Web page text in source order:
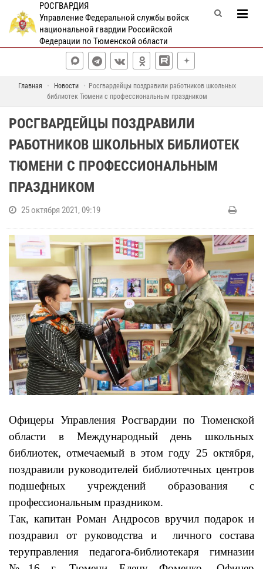
РОСГВАРДИЯ
Управление Федеральной службы войск
национальной гвардии Российской
Федерации по Тюменской области
Главная Новости
Росгвардейцы поздравили работников школьных
библиотек Тюмени с профессиональным праздником
РОСГВАРДЕЙЦЫ ПОЗДРАВИЛИ
РАБОТНИКОВ ШКОЛЬНЫХ БИБЛИОТЕК
ТЮМЕНИ С ПРОФЕССИОНАЛЬНЫМ
ПРАЗДНИКОМ
25 октября 2021, 09:19
Офицеры Управления Росгвардии по Тюменской
области в Международный день школьных
библиотек, отмечаемый в этом году 25 октября,
поздравили руководителей библиотечных центров
подшефных учреждений образования с
профессиональным праздником.
Так, капитан Роман Андросов вручил подарок и
поздравил от руководства и личного состава
теруправления педагога-библиотекаря гимназии